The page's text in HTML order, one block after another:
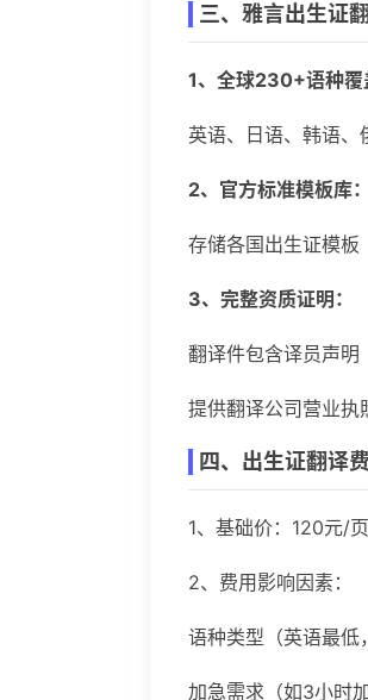
三、雅言出生证
1、全球230+语种覆
英语、日语、韩语、
2、官方标准模板库：
存储各国出生证模板
3、完整资质证明：
翻译件包含译员声明
提供翻译公司营业执
四、出生证翻译
1、基础价：120元/
2、费用影响因素：
语种类型（英语最低
加急需求（如3小时